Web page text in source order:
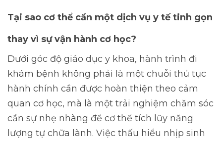
Tại sao cơ thể cần một dịch vụ y tế tinh gọn
thay vì sự vận hành cơ học?
Dưới góc độ giáo dục y khoa, hành trình đi
khám bệnh không phải là một chuỗi thủ tục
hành chính cần được hoàn thiện theo cảm
quan cơ học, mà là một trải nghiệm chăm sóc
cần sự nhẹ nhàng để cơ thể tích lũy năng
lượng tự chữa lành. Việc thấu hiểu nhịp sinh